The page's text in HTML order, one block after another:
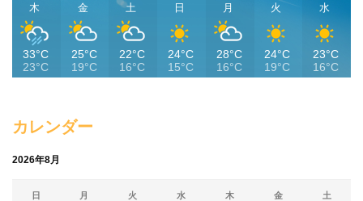
木
33°C
23°C
金
25°C
19°C
土
22°C
16°C
日
24°C
15°C
月
28°C
16°C
火
24°C
19°C
水
23°C
16°C
カレンダー
2026年8月
日 月 火 水 木 金 土